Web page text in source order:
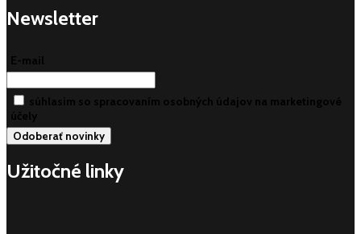
Newsletter
E-mail
súhlasim so spracovaním osobných údajov na marketingové
účely
Užitočné linky